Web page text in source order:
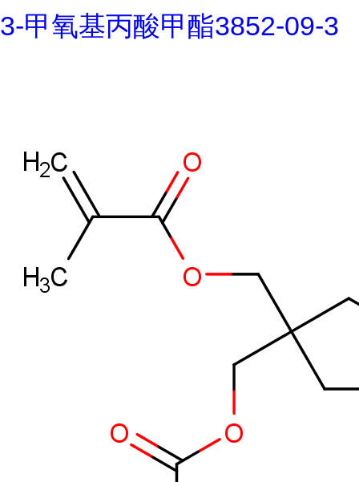
3-甲氧基丙酸甲酯3852-09-3